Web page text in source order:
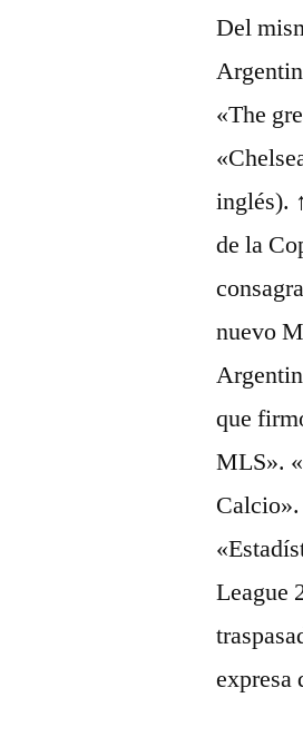
Del
«The
inglés).
de la
nuevo
que
MLS».
League
expresa